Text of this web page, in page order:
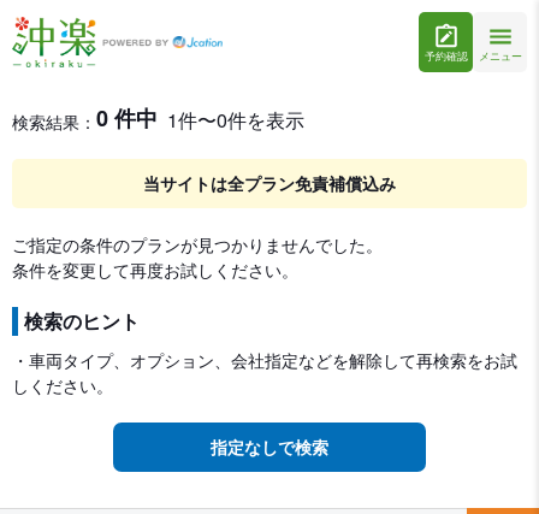
予約確認 メニュー
レンタカー検索・比較
レンタカー検索結果
検索結果： 0 件中 1件〜0件を表示
当サイトは全プラン免責補償込み
ご指定の条件のプランが見つかりませんでした。
条件を変更して再度お試しください。
検索のヒント
・車両タイプ、オプション、会社指定などを解除して再検索をお試
しください。
指定なしで検索